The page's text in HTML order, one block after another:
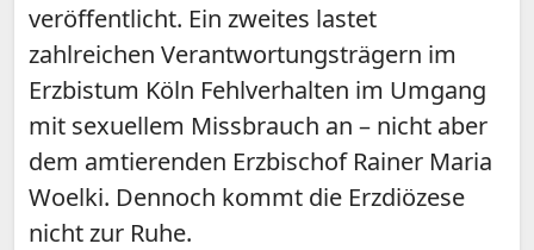
veröffentlicht. Ein zweites lastet
zahlreichen Verantwortungsträgern im
Erzbistum Köln Fehlverhalten im Umgang
mit sexuellem Missbrauch an – nicht aber
dem amtierenden Erzbischof Rainer Maria
Woelki. Dennoch kommt die Erzdiözese
nicht zur Ruhe.